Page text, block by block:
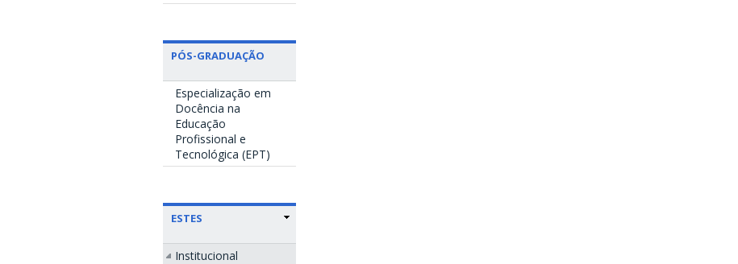
PÓS-GRADUAÇÃO
Especialização em
Docência na
Educação
Profissional e
Tecnológica (EPT)
ESTES
Institucional